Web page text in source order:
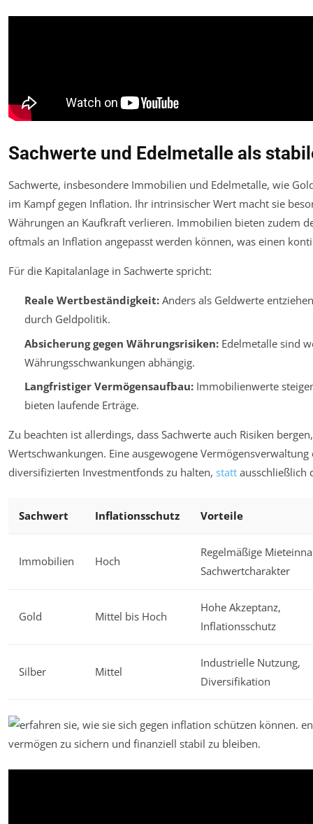
Sachwerte und Edelmetalle als
Sachwerte, insbesondere Immobilien und Edelmetalle, wie
im Kampf gegen Inflation. Ihr intrinsischer Wert macht sie
Währungen an Kaufkraft verlieren. Immobilien bieten zudem
oftmals an Inflation angepasst werden können, was einen
Für die Kapitalanlage in Sachwerte spricht:
Reale Wertbeständigkeit:Anders als Geldwerte
durch Geldpolitik.
Absicherung gegen Währungsrisiken:Edelmetalle sind
Währungsschwankungen abhängig.
Langfristiger Vermögensaufbau:Immobilienwerte
bieten laufende Erträge.
Zu beachten ist allerdings, dass Sachwerte auch Risiken
Wertschwankungen. Eine ausgewogene
diversifizierten Investmentfonds zu halten, statt ausschließlich
Sachwert Inflationsschutz Vorteile
Immobilien Hoch
Regelmäßige
Sachwertcharakter
Gold Mittel bis Hoch
Hohe Akzeptanz,
Inflationsschutz
Silber Mittel
Industrielle Nutzung,
Diversifikation